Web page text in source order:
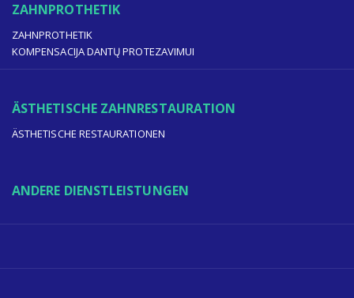
ZAHNPROTHETIK
ZAHNPROTHETIK
KOMPENSACIJA DANTŲ PROTEZAVIMUI
ÄSTHETISCHE ZAHNRESTAURATION
ÄSTHETISCHE RESTAURATIONEN
ANDERE DIENSTLEISTUNGEN